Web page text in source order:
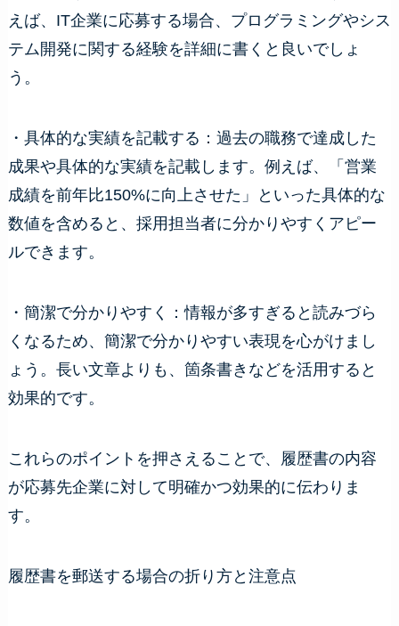
えば、IT企業に応募する場合、プログラミングやシス
テム開発に関する経験を詳細に書くと良いでしょ
う。
・具体的な実績を記載する：過去の職務で達成した
成果や具体的な実績を記載します。例えば、「営業
成績を前年比150%に向上させた」といった具体的な
数値を含めると、採用担当者に分かりやすくアピー
ルできます。
・簡潔で分かりやすく：情報が多すぎると読みづら
くなるため、簡潔で分かりやすい表現を心がけまし
ょう。長い文章よりも、箇条書きなどを活用すると
効果的です。
これらのポイントを押さえることで、履歴書の内容
が応募先企業に対して明確かつ効果的に伝わりま
す。
履歴書を郵送する場合の折り方と注意点